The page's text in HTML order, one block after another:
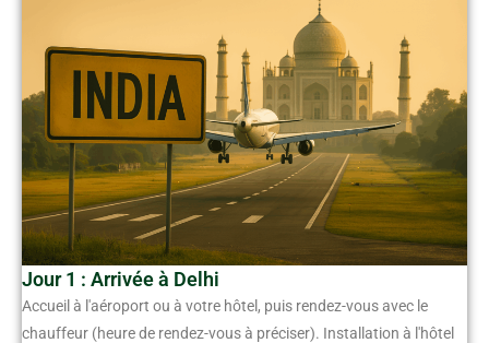
Jour 1 : Arrivée à Delhi
Accueil à l'aéroport ou à votre hôtel, puis rendez-vous avec le
chauffeur (heure de rendez-vous à préciser). Installation à l'hôtel